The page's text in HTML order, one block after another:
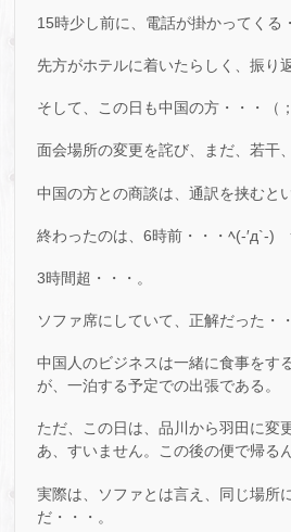
15時少し前に、電話が掛かってくる
先方がホテルに着いたらしく、振り
そして、この日も中国の方・・・
面会場所の変更を詫び、まだ、若干
中国の方との商談は、通訳を挟むと
終わったのは、6時前・・・ﾍ(-′д`-)ゝ
3時間超・・・。
ソファ席にしていて、正解だった
中国人のビジネスは一緒に食事をす
が、一泊する予定での出張である。
ただ、この日は、品川から羽田に変
あ、すいません。この後の便で帰る
実際は、ソファとは言え、同じ場所
だ・・・。